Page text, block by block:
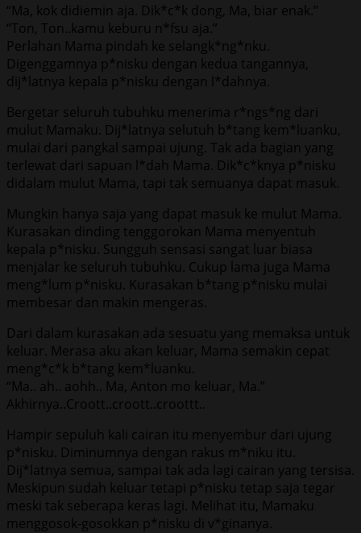
“Ma, kok didiemin aja. Dik*c*k dong, Ma, biar enak.”
“Ton, Ton..kamu keburu n*fsu aja.”
Perlahan Mama pindah ke selangk*ng*nku.
Digenggamnya p*nisku dengan kedua tangannya,
dij*latnya kepala p*nisku dengan l*dahnya.
Bergetar seluruh tubuhku menerima r*ngs*ng dari
mulut Mamaku. Dij*latnya selutuh b*tang kem*luanku,
mulai dari pangkal sampai ujung. Tak ada bagian yang
terlewat dari sapuan l*dah Mama. Dik*c*knya p*nisku
didalam mulut Mama, tapi tak semuanya dapat masuk.
Mungkin hanya saja yang dapat masuk ke mulut Mama.
Kurasakan dinding tenggorokan Mama menyentuh
kepala p*nisku. Sungguh sensasi sangat luar biasa
menjalar ke seluruh tubuhku. Cukup lama juga Mama
meng*lum p*nisku. Kurasakan b*tang p*nisku mulai
membesar dan makin mengeras.
Dari dalam kurasakan ada sesuatu yang memaksa untuk
keluar. Merasa aku akan keluar, Mama semakin cepat
meng*c*k b*tang kem*luanku.
“Ma.. ah.. aohh.. Ma, Anton mo keluar, Ma.”
Akhirnya..Croott..croott..croottt..
Hampir sepuluh kali cairan itu menyembur dari ujung
p*nisku. Diminumnya dengan rakus m*niku itu.
Dij*latnya semua, sampai tak ada lagi cairan yang tersisa.
Meskipun sudah keluar tetapi p*nisku tetap saja tegar
meski tak seberapa keras lagi. Melihat itu, Mamaku
menggosok-gosokkan p*nisku di v*ginanya.